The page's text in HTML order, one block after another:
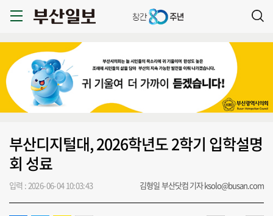
부산디지털대, 2026학년도 2학기 입학설명
회 성료
입력 : 2026-06-04 10:03:43 김형일 부산닷컴 기자 ksolo@busan.com